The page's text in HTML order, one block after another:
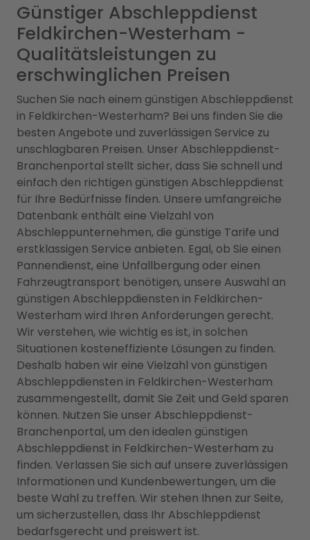
Günstiger Abschleppdienst
Feldkirchen-Westerham -
Qualitätsleistungen zu
erschwinglichen Preisen
Suchen Sie nach einem günstigen Abschleppdienst
in Feldkirchen-Westerham? Bei uns finden Sie die
besten Angebote und zuverlässigen Service zu
unschlagbaren Preisen. Unser Abschleppdienst-
Branchenportal stellt sicher, dass Sie schnell und
einfach den richtigen günstigen Abschleppdienst
für Ihre Bedürfnisse finden. Unsere umfangreiche
Datenbank enthält eine Vielzahl von
Abschleppunternehmen, die günstige Tarife und
erstklassigen Service anbieten. Egal, ob Sie einen
Pannendienst, eine Unfallbergung oder einen
Fahrzeugtransport benötigen, unsere Auswahl an
günstigen Abschleppdiensten in Feldkirchen-
Westerham wird Ihren Anforderungen gerecht.
Wir verstehen, wie wichtig es ist, in solchen
Situationen kosteneffiziente Lösungen zu finden.
Deshalb haben wir eine Vielzahl von günstigen
Abschleppdiensten in Feldkirchen-Westerham
zusammengestellt, damit Sie Zeit und Geld sparen
können. Nutzen Sie unser Abschleppdienst-
Branchenportal, um den idealen günstigen
Abschleppdienst in Feldkirchen-Westerham zu
finden. Verlassen Sie sich auf unsere zuverlässigen
Informationen und Kundenbewertungen, um die
beste Wahl zu treffen. Wir stehen Ihnen zur Seite,
um sicherzustellen, dass Ihr Abschleppdienst
bedarfsgerecht und preiswert ist.